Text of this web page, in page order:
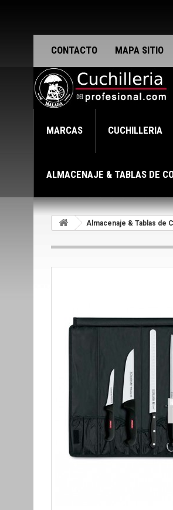
CONTACTO MAPA SITIO
MARCAS CUCHILLERIA
ALMACENAJE & TABLAS DE
Almacenaje & Tablas de